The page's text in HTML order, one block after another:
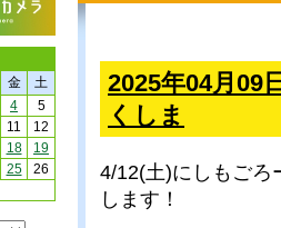
2025年04月09
くしま
4/12(土)に しもごろ
します！
金
土
4
5
11
12
18
19
25
26